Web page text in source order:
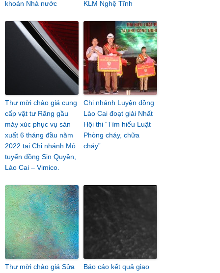
khoán Nhà nước
KLM Nghệ Tĩnh
Thư mời chào giá cung
cấp vật tư Răng gầu
máy xúc phục vụ sản
xuất 6 tháng đầu năm
2022 tại Chi nhánh Mỏ
tuyển đồng Sin Quyền,
Lào Cai – Vimico.
Chi nhánh Luyện đồng
Lào Cai đoạt giải Nhất
Hội thi “Tìm hiểu Luật
Phòng cháy, chữa
cháy”
Thư mời chào giá Sửa
Báo cáo kết quả giao